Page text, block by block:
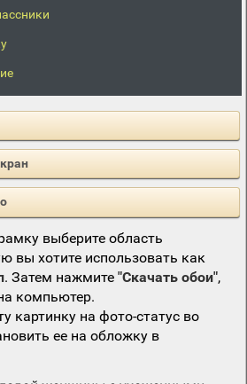
выберите область
вы хотите использовать как
. Затем нажмите "Скачать обои",
компьютер.
картинку на фото-статус во
ее на обложку в